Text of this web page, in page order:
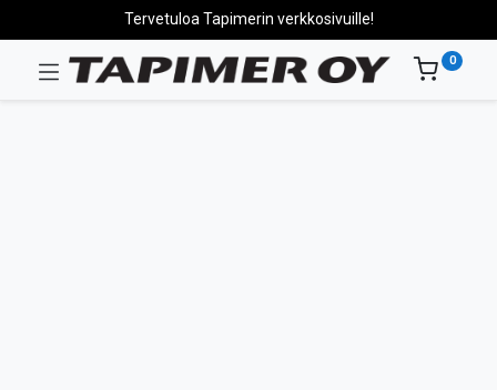
Tervetuloa Tapimerin verkkosivuille!
0